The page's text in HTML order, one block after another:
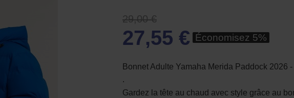
29,00 €
27,55 € Économisez 5%
Bonnet Adulte Yamaha Merida Paddock 2026
.
Gardez la tête au chaud avec style grâce au